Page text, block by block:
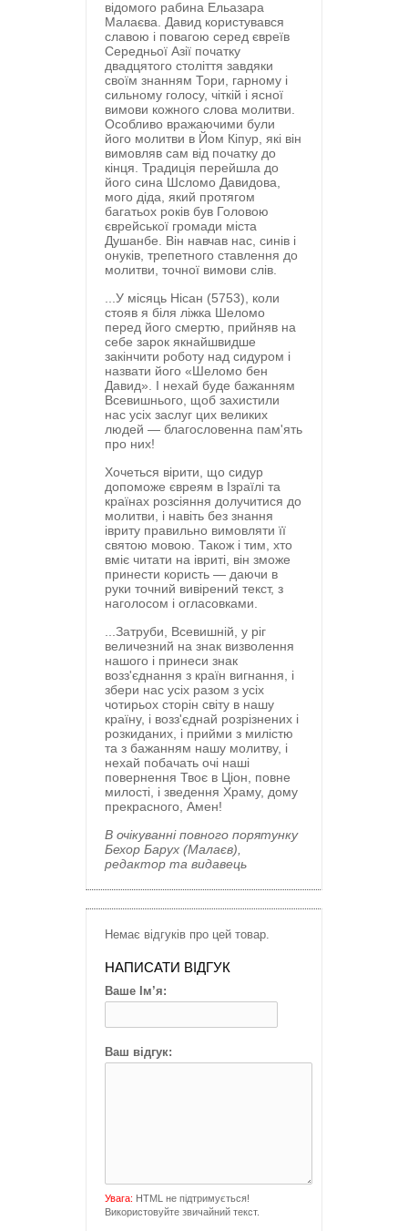
відомого рабина Ельазара
Малаєва. Давид користувався
славою і повагою серед євреїв
Середньої Азії початку
двадцятого століття завдяки
своїм знанням Тори, гарному і
сильному голосу, чіткій і ясної
вимови кожного слова молитви.
Особливо вражаючими були
його молитви в Йом Кіпур, які він
вимовляв сам від початку до
кінця. Традиція перейшла до
його сина Шсломо Давидова,
мого діда, який протягом
багатьох років був Головою
єврейської громади міста
Душанбе. Він навчав нас, синів і
онуків, трепетного ставлення до
молитви, точної вимови слів.
...У місяць Нісан (5753), коли
стояв я біля ліжка Шеломо
перед його смертю, прийняв на
себе зарок якнайшвидше
закінчити роботу над сидуром і
назвати його «Шеломо бен
Давид». І нехай буде бажанням
Всевишнього, щоб захистили
нас усіх заслуг цих великих
людей — благословенна пам'ять
про них!
Хочеться вірити, що сидур
допоможе євреям в Ізраїлі та
країнах розсіяння долучитися до
молитви, і навіть без знання
івриту правильно вимовляти її
святою мовою. Також і тим, хто
вміє читати на івриті, він зможе
принести користь — даючи в
руки точний вивірений текст, з
наголосом і огласовками.
...Затруби, Всевишній, у ріг
величезний на знак визволення
нашого і принеси знак
возз'єднання з країн вигнання, і
збери нас усіх разом з усіх
чотирьох сторін світу в нашу
країну, і возз'єднай розрізнених і
розкиданих, і прийми з милістю
та з бажанням нашу молитву, і
нехай побачать очі наші
повернення Твоє в Ціон, повне
милості, і зведення Храму, дому
прекрасного, Амен!
В очікуванні повного порятунку
Бехор Барух (Малаєв),
редактор та видавець
Немає відгуків про цей товар.
НАПИСАТИ ВІДГУК
Ваше Ім’я:
Ваш відгук:
Увага: HTML не підтримується!
Використовуйте звичайний текст.